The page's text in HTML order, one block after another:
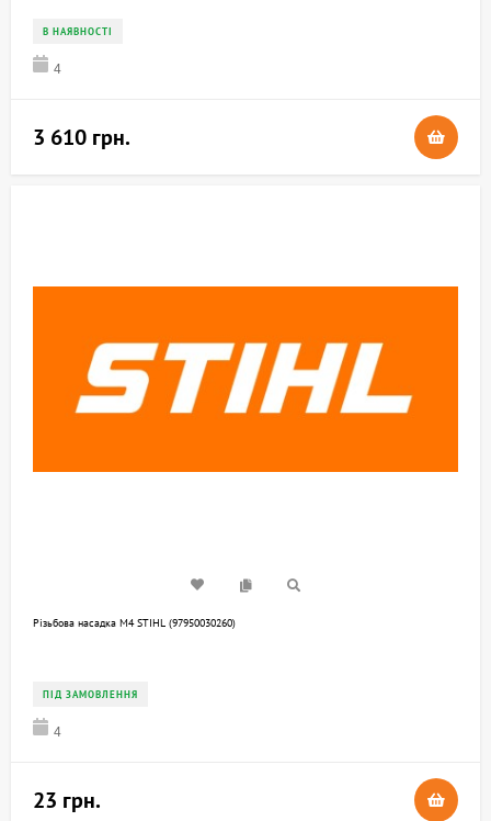
В НАЯВНОСТІ
4
3 610 грн.
Різьбова насадка М4 STIHL (97950030260)
ПІД ЗАМОВЛЕННЯ
4
23 грн.